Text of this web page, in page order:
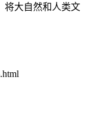
将大自然和人类文